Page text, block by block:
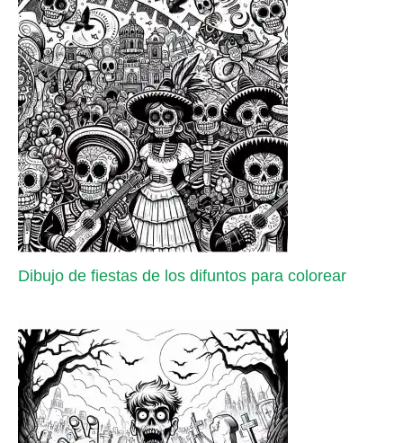
Dibujo de fiestas de los difuntos para colorear